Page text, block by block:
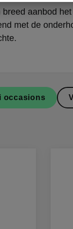
aanbod
met de
occasions